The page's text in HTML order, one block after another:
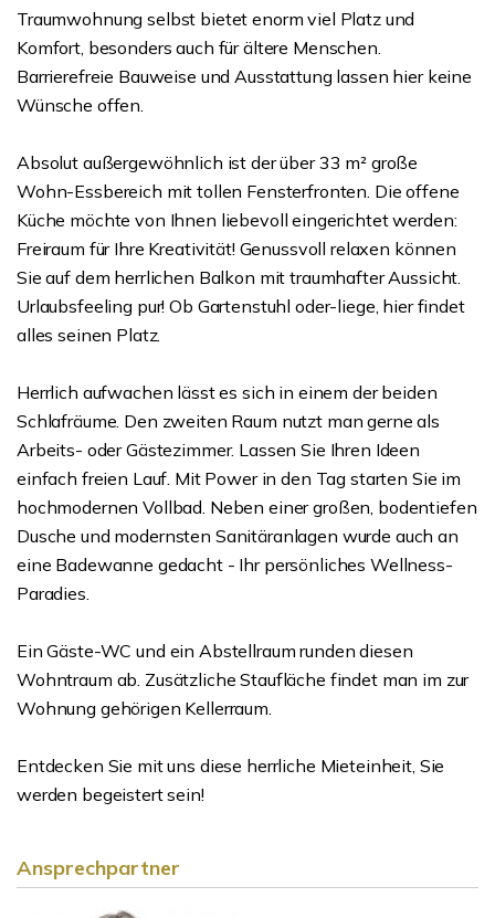
Traumwohnung selbst bietet enorm viel Platz und
Komfort, besonders auch für ältere Menschen.
Barrierefreie Bauweise und Ausstattung lassen hier keine
Wünsche offen.
Absolut außergewöhnlich ist der über 33 m² große
Wohn-Essbereich mit tollen Fensterfronten. Die offene
Küche möchte von Ihnen liebevoll eingerichtet werden:
Freiraum für Ihre Kreativität! Genussvoll relaxen können
Sie auf dem herrlichen Balkon mit traumhafter Aussicht.
Urlaubsfeeling pur! Ob Gartenstuhl oder-liege, hier findet
alles seinen Platz.
Herrlich aufwachen lässt es sich in einem der beiden
Schlafräume. Den zweiten Raum nutzt man gerne als
Arbeits- oder Gästezimmer. Lassen Sie Ihren Ideen
einfach freien Lauf. Mit Power in den Tag starten Sie im
hochmodernen Vollbad. Neben einer großen, bodentiefen
Dusche und modernsten Sanitäranlagen wurde auch an
eine Badewanne gedacht - Ihr persönliches Wellness-
Paradies.
Ein Gäste-WC und ein Abstellraum runden diesen
Wohntraum ab. Zusätzliche Staufläche findet man im zur
Wohnung gehörigen Kellerraum.
Entdecken Sie mit uns diese herrliche Mieteinheit, Sie
werden begeistert sein!
Ansprechpartner